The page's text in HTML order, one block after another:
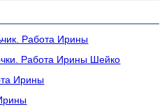
Работа Ирины
Работа Ирины Шейко
Ирины